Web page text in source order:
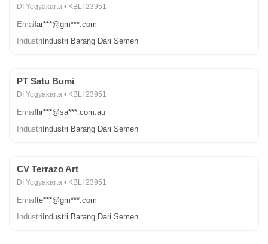
DI Yogyakarta • KBLI 23951
Emailar***@gm***.com
IndustriIndustri Barang Dari Semen
PT Satu Bumi
DI Yogyakarta • KBLI 23951
Emailhr***@sa***.com.au
IndustriIndustri Barang Dari Semen
CV Terrazo Art
DI Yogyakarta • KBLI 23951
Emailte***@gm***.com
IndustriIndustri Barang Dari Semen